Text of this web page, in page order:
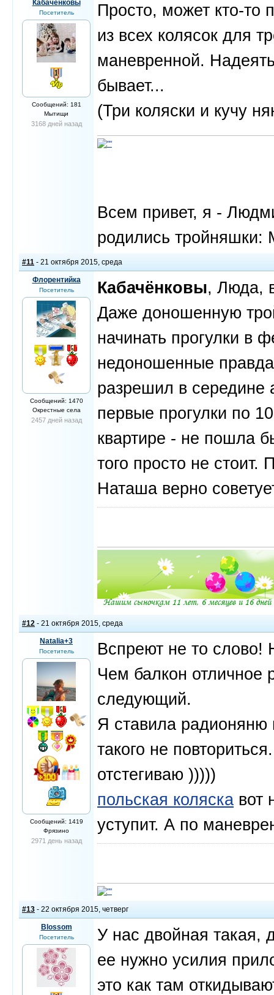
Кабачёнковы
Посетитель
Сообщений: 181
Мытищи
3168 дней назад
Просто, может кто-то
из всех колясок для
маневренной.
бывает...
(Три коляски и кучу
Всем привет, я -
родились тройняшки:
#11 - 21 октября 2015, среда
Флорентийка
Посетитель
Сообщений: 1470
Окрестные села
2457 дней назад
Кабачёнковы, Люда,
Даже доношенную
начинать прогулки в
недоношенные
разрешил в середине
первые прогулки по
квартире - не пошла
того просто не стоит.
Наташа верно
#12 - 21 октября 2015, среда
Natalia+3
Посетитель
Сообщений: 1419
Фрязино
2971 день назад
Вспреют не то слово!
Чем балкон отличное
следующий.
Я ставила радионяню
такого не
отстегиваю )))))
польская коляска вот
уступит. А по
#13 - 22 октября 2015, четверг
Blossom
Посетитель
У нас двойная такая,
ее нужно усилия
это как там